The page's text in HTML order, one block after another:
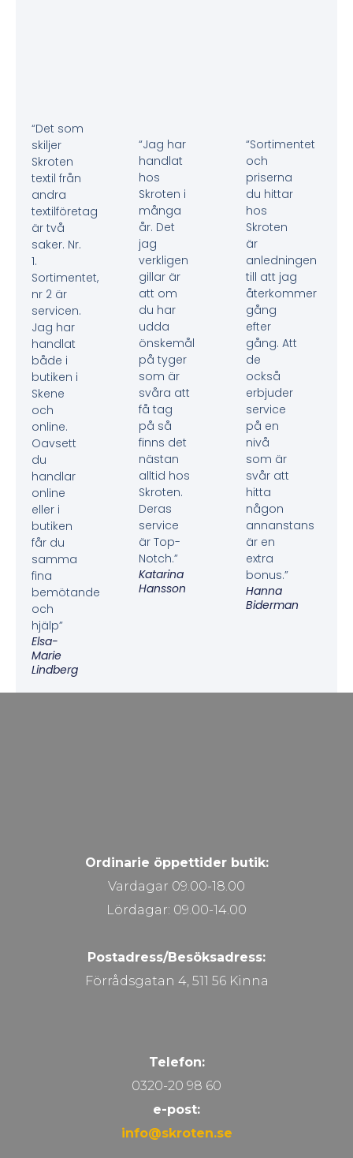
“Det som
skiljer
Skroten
textil från
andra
textilföretag
är två
saker. Nr.
1.
Sortimentet,
nr 2 är
servicen.
Jag har
handlat
både i
butiken i
Skene
och
online.
Oavsett
du
handlar
online
eller i
butiken
får du
samma
fina
bemötande
och
hjälp”
Elsa-
Marie
Lindberg
“Jag har
handlat
hos
Skroten i
många
år. Det
jag
verkligen
gillar är
att om
du har
udda
önskemål
på tyger
som är
svåra att
få tag
på så
finns det
nästan
alltid hos
Skroten.
Deras
service
är Top-
Notch.”
Katarina
Hansson
“Sortimentet
och
priserna
du hittar
hos
Skroten
är
anledningen
till att jag
återkommer
gång
efter
gång. Att
de
också
erbjuder
service
på en
nivå
som är
svår att
hitta
någon
annanstans
är en
extra
bonus.”
Hanna
Biderman
Ordinarie öppettider butik:
Vardagar 09.00-18.00
Lördagar: 09.00-14.00
Postadress/Besöksadress:
Förrådsgatan 4, 511 56 Kinna
Telefon:
0320-20 98 60
e-post:
info@skroten.se